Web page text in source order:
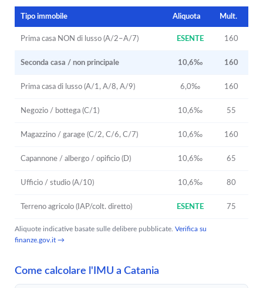
Tipo immobile Aliquota Mult.
Prima casa NON di lusso (A/2–A/7) ESENTE 160
Seconda casa / non principale 10,6‰ 160
Prima casa di lusso (A/1, A/8, A/9) 6,0‰ 160
Negozio / bottega (C/1) 10,6‰ 55
Magazzino / garage (C/2, C/6, C/7) 10,6‰ 160
Capannone / albergo / opificio (D) 10,6‰ 65
Ufficio / studio (A/10) 10,6‰ 80
Terreno agricolo (IAP/colt. diretto) ESENTE 75
Aliquote indicative basate sulle delibere pubblicate. Verifica su
finanze.gov.it →
Come calcolare l'IMU a Catania